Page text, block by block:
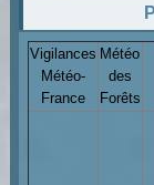
Vigilances
Météo-
France
Météo
des
Forêts